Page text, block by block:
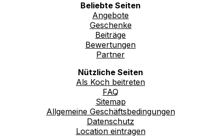
Beliebte Seiten
Angebote
Geschenke
Beiträge
Bewertungen
Partner
Nützliche Seiten
Als Koch beitreten
FAQ
Sitemap
Allgemeine Geschäftsbedingungen
Datenschutz
Location eintragen